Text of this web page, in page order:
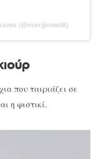
(@overglowedit)
που ταιριάζει σε
η φιστικί.